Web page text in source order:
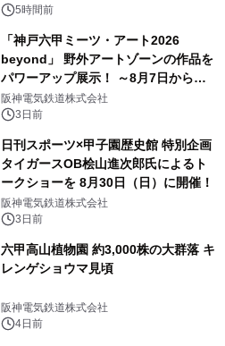
5時間前
「神戸六甲ミーツ・アート2026
beyond」 野外アートゾーンの作品を
パワーアップ展示！ ～8月7日からは
直前割パスポートを販売～
阪神電気鉄道株式会社
3日前
日刊スポーツ×甲子園歴史館 特別企画
タイガースOB桧山進次郎氏によるト
ークショーを 8月30日（日）に開催！
阪神電気鉄道株式会社
3日前
六甲高山植物園 約3,000株の大群落 キ
レンゲショウマ見頃
阪神電気鉄道株式会社
4日前